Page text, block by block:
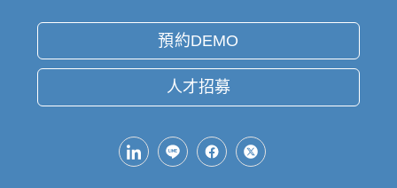
預約DEMO
人才招募